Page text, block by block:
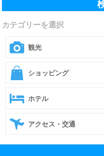
カテゴリーを選択
観光
ショッピング
ホテル
アクセス・交通